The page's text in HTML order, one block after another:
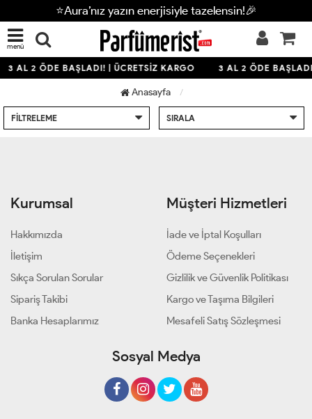
⭐Aura’nız yazın enerjisiyle tazelensin!🎉
menü
3 AL 2 ÖDE BAŞLADI! | ÜCRETSİZ KARGO 3 AL 2 ÖDE
Anasayfa
FILTRELEME SIRALA
Kurumsal
Hakkımızda
İletişim
Sıkça Sorulan Sorular
Sipariş Takibi
Banka Hesaplarımız
Müşteri Hizmetleri
İade ve İptal Koşulları
Ödeme Seçenekleri
Gizlilik ve Güvenlik Politikası
Kargo ve Taşıma Bilgileri
Mesafeli Satış Sözleşmesi
Sosyal Medya